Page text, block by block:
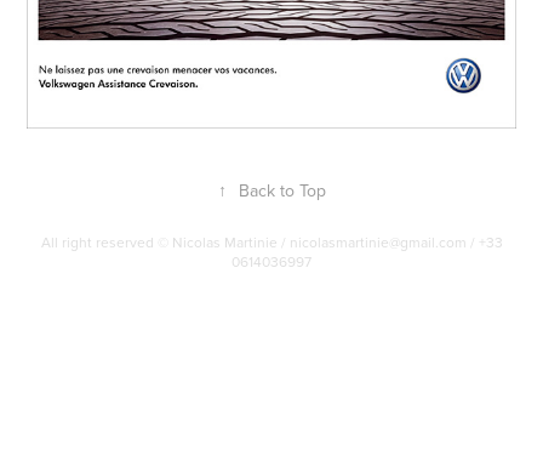
↑ Back to Top
All right reserved © Nicolas Martinie / nicolasmartinie@gmail.com / +33
0614036997